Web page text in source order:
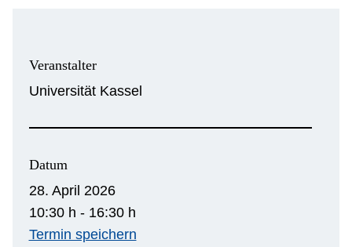
Veranstalter
Universität Kassel
Datum
28. April 2026
10:30 h - 16:30 h
Termin speichern